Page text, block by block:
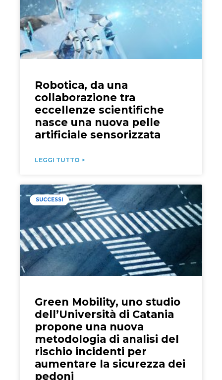
Robotica, da una
collaborazione tra
eccellenze scientifiche
nasce una nuova pelle
artificiale sensorizzata
LEGGI TUTTO >
SUCCESSI
Green Mobility, uno studio
dell’Università di Catania
propone una nuova
metodologia di analisi del
rischio incidenti per
aumentare la sicurezza dei
pedoni